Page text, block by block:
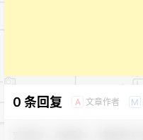
0 条回复 A 文章作者 M